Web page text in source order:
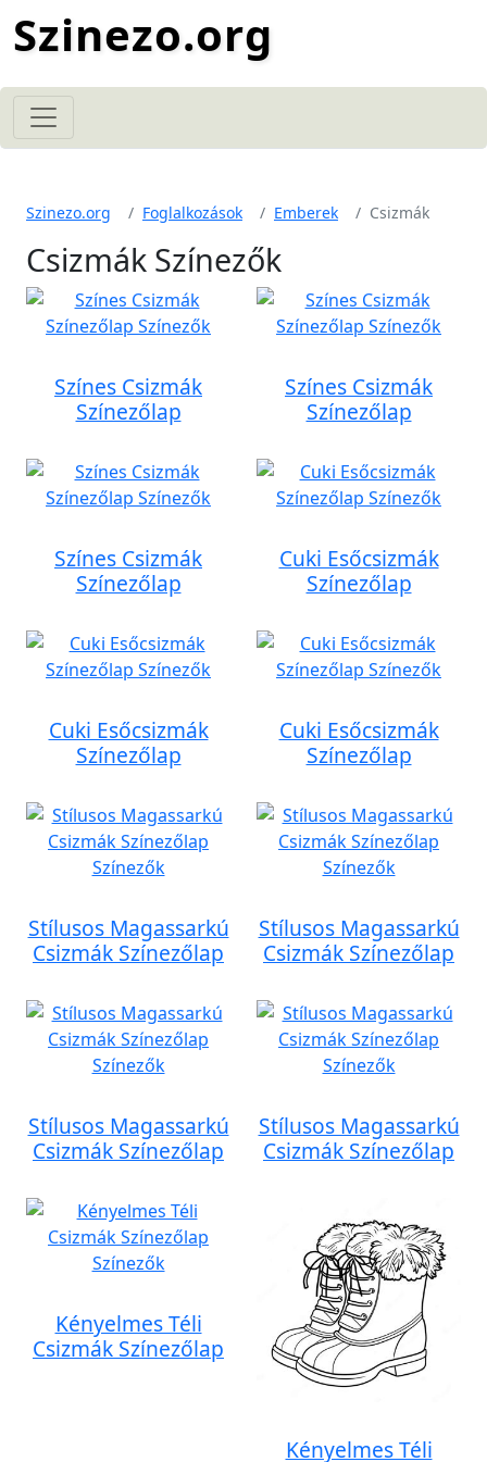
Szinezo.org
Szinezo.org Foglalkozások Emberek Csizmák
Csizmák Színezők
Színes Csizmák
Színezőlap
Színes Csizmák
Színezőlap
Színes Csizmák
Színezőlap
Cuki Esőcsizmák
Színezőlap
Cuki Esőcsizmák
Színezőlap
Cuki Esőcsizmák
Színezőlap
Stílusos Magassarkú
Csizmák Színezőlap
Stílusos Magassarkú
Csizmák Színezőlap
Stílusos Magassarkú
Csizmák Színezőlap
Stílusos Magassarkú
Csizmák Színezőlap
Kényelmes Téli
Csizmák Színezőlap
Kényelmes Téli